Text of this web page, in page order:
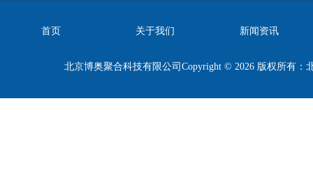
首页 关于我们 新闻资讯
北京博奥聚合科技有限公司Copyright © 2026 版权所有